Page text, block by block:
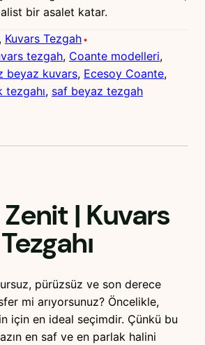
bir asalet katar.
, Kuvars Tezgah
tezgah, Coante modelleri
beyaz kuvars, Ecesoy Coante
tezgahı, saf beyaz tezgah
| Kuvars
pürüzsüz ve son derece
mi arıyorsunuz? Öncelikle,
için en ideal seçimdir. Çünkü bu
en saf ve en parlak halini